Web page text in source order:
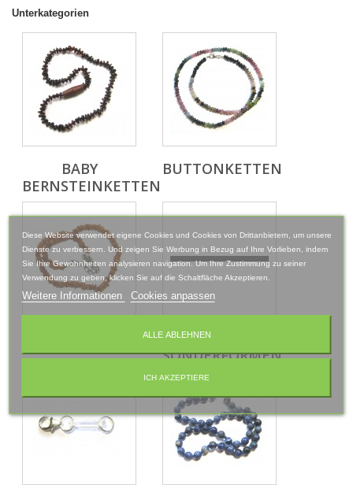
Unterkategorien
BABY
BERNSTEINKETTEN
BUTTONKETTEN
KETTEN
SONDERFORMEN
Diese Website verwendet eigene Cookies und Cookies von Drittanbietern, um unsere
Dienste zu verbessern. Und zeigen Sie Werbung in Bezug auf Ihre Vorlieben, indem
Sie Ihre Gewohnheiten analysieren navigation. Um Ihre Zustimmung zu seiner
Verwendung zu geben, klicken Sie auf die Schaltfläche Akzeptieren.
Weitere Informationen Cookies anpassen
ALLE ABLEHNEN
ICH AKZEPTIERE